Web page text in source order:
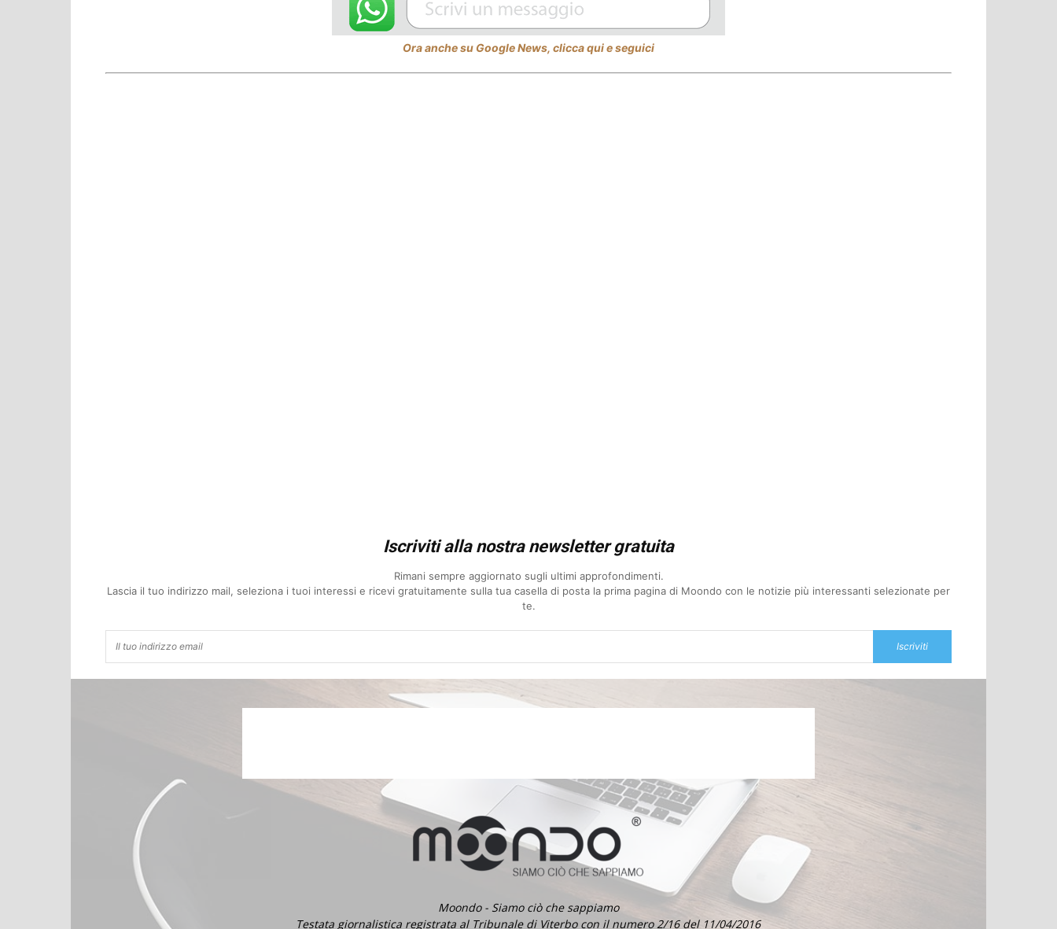
Ora anche su Google News, clicca qui e seguici
Iscriviti alla nostra newsletter gratuita
Rimani sempre aggiornato sugli ultimi approfondimenti.
Lascia il tuo indirizzo mail, seleziona i tuoi interessi e ricevi gratuitamente sulla tua casella di posta la prima pagina di Moondo con le notizie più interessanti selezionate per
te.
Iscriviti
Moondo - Siamo ciò che sappiamo
Testata giornalistica registrata al Tribunale di Viterbo con il numero 2/16 del 11/04/2016